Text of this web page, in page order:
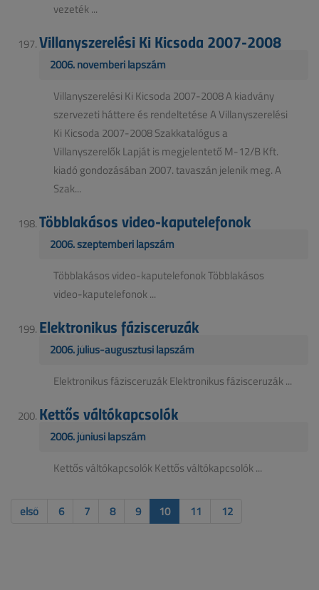
vezeték ...
Villanyszerelési Ki Kicsoda 2007-2008
2006. novemberi lapszám
Villanyszerelési Ki Kicsoda 2007-2008 A kiadvány
szervezeti háttere és rendeltetése A Villanyszerelési
Ki Kicsoda 2007-2008 Szakkatalógus a
Villanyszerelők Lapját is megjelentető M-12/B Kft.
kiadó gondozásában 2007. tavaszán jelenik meg. A
Szak...
Többlakásos video-kaputelefonok
2006. szeptemberi lapszám
Többlakásos video-kaputelefonok Többlakásos
video-kaputelefonok ...
Elektronikus fázisceruzák
2006. július-augusztusi lapszám
Elektronikus fázisceruzák Elektronikus fázisceruzák ...
Kettős váltókapcsolók
2006. júniusi lapszám
Kettős váltókapcsolók Kettős váltókapcsolók ...
első 6 7 8 9 10 11 12